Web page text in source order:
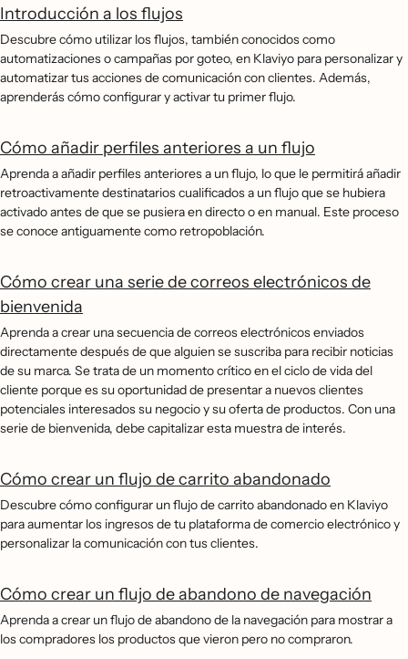
Introducción a los flujos
Descubre cómo utilizar los flujos, también conocidos como
automatizaciones o campañas por goteo, en Klaviyo para personalizar y
automatizar tus acciones de comunicación con clientes. Además,
aprenderás cómo configurar y activar tu primer flujo.
Cómo añadir perfiles anteriores a un flujo
Aprenda a añadir perfiles anteriores a un flujo, lo que le permitirá añadir
retroactivamente destinatarios cualificados a un flujo que se hubiera
activado antes de que se pusiera en directo o en manual. Este proceso
se conoce antiguamente como retropoblación.
Cómo crear una serie de correos electrónicos de
bienvenida
Aprenda a crear una secuencia de correos electrónicos enviados
directamente después de que alguien se suscriba para recibir noticias
de su marca. Se trata de un momento crítico en el ciclo de vida del
cliente porque es su oportunidad de presentar a nuevos clientes
potenciales interesados su negocio y su oferta de productos. Con una
serie de bienvenida, debe capitalizar esta muestra de interés.
Cómo crear un flujo de carrito abandonado
Descubre cómo configurar un flujo de carrito abandonado en Klaviyo
para aumentar los ingresos de tu plataforma de comercio electrónico y
personalizar la comunicación con tus clientes.
Cómo crear un flujo de abandono de navegación
Aprenda a crear un flujo de abandono de la navegación para mostrar a
los compradores los productos que vieron pero no compraron.